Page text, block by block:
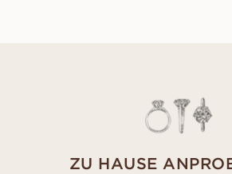
ZU HAUSE